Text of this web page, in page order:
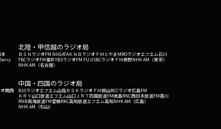
本
北陸・甲信越のラジオ局
ＢＳＮラジオFM NIIGATAＫＮＢラジオ ＦＭとやまMROラジオエフエム石川
FBCラジオFM福井YBSラジオFM FUJISBCラジオ ＦＭ長野NHK AM（東京）
NHK AM（名古屋）
関西
中国・四国のラジオ局
BSSラジオエフエム山陰ＲＳＫラジオ ＦＭ岡山RCCラジオ広島FM
ＫＲＹ山口放送エフエム山口 ＪＲＴ四国放送FM徳島RNC西日本放送FM香川
RNB南海放送FM愛媛RKC高知放送エフエム高知NHK AM（広島）
NHK AM（松山）